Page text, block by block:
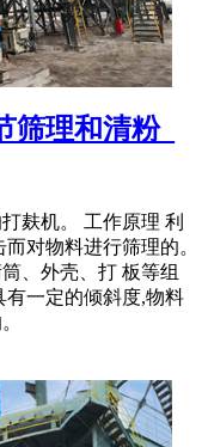
理和清粉_
麸机。 工作原理 利
对物料进行筛理的。
、外壳、打 板等组
有一定的倾斜度,物料